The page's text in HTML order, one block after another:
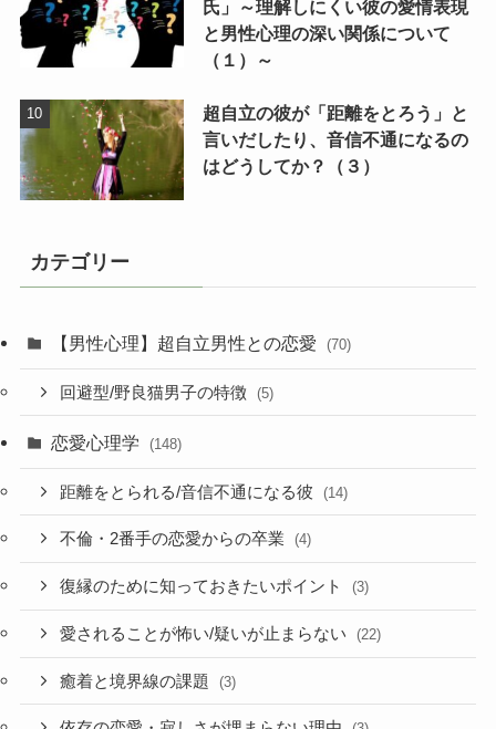
氏」～理解しにくい彼の愛情表現
と男性心理の深い関係について
（１）～
超自立の彼が「距離をとろう」と
言いだしたり、音信不通になるの
はどうしてか？（３）
カテゴリー
【男性心理】超自立男性との恋愛 (70)
回避型/野良猫男子の特徴 (5)
恋愛心理学 (148)
距離をとられる/音信不通になる彼 (14)
不倫・2番手の恋愛からの卒業 (4)
復縁のために知っておきたいポイント (3)
愛されることが怖い/疑いが止まらない (22)
癒着と境界線の課題 (3)